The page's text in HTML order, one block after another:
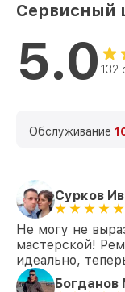
Сервисный
5.0 132
Обслуживание
Сурков
Не могу не
мастерской!
идеально,
Богданов